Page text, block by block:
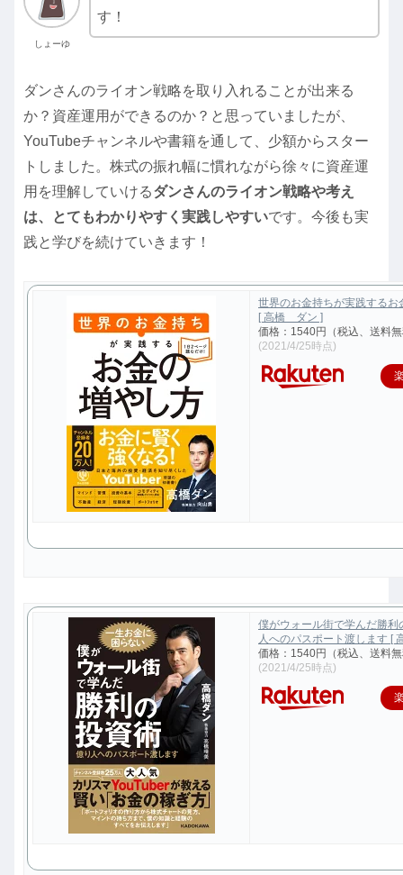
しょーゆ
す！
ダンさんのライオン戦略を取り入れることが出来る
か？資産運用ができるのか？と思っていましたが、
YouTubeチャンネルや書籍を通して、少額からスター
トしました。株式の振れ幅に慣れながら徐々に資産運
用を理解していけるダンさんのライオン戦略や考え
は、とてもわかりやすく実践しやすいです。今後も実
践と学びを続けていきます！
世界のお金持ちが実践するお
[ 高橋 ダン ]
価格：1540円（税込、送料
(2021/4/25時点)
僕がウォール街で学んだ勝利
人へのパスポート渡します [
価格：1540円（税込、送料
(2021/4/25時点)